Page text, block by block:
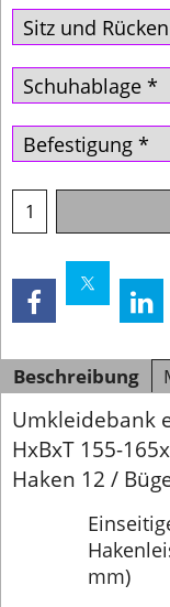
Beschreibung
Umkleidebank
HxBxT 155-
Haken 12 /
mm)